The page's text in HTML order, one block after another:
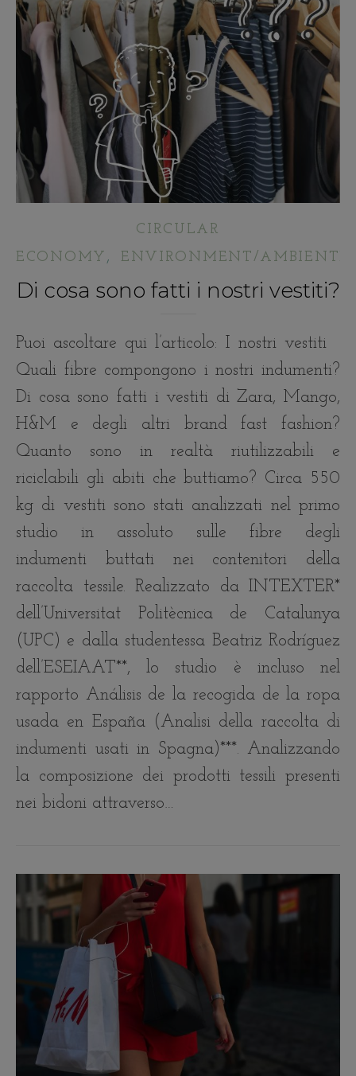
CIRCULAR
ECONOMY , ENVIRONMENT/AMBIENTE
Di cosa sono fatti i nostri vestiti?
Puoi ascoltare qui l’articolo: I nostri vestiti
Quali fibre compongono i nostri indumenti?
Di cosa sono fatti i vestiti di Zara, Mango,
H&M e degli altri brand fast fashion?
Quanto sono in realtà riutilizzabili e
riciclabili gli abiti che buttiamo? Circa 550
kg di vestiti sono stati analizzati nel primo
studio in assoluto sulle fibre degli
indumenti buttati nei contenitori della
raccolta tessile. Realizzato da INTEXTER*
dell’Universitat Politècnica de Catalunya
(UPC) e dalla studentessa Beatriz Rodríguez
dell’ESEIAAT**, lo studio è incluso nel
rapporto Análisis de la recogida de la ropa
usada en España (Analisi della raccolta di
indumenti usati in Spagna)***. Analizzando
la composizione dei prodotti tessili presenti
nei bidoni attraverso…